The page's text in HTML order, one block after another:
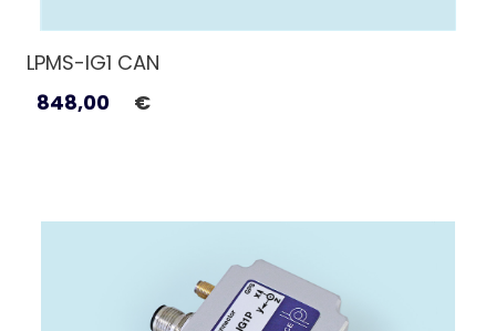
LPMS-IG1 CAN
848,00
€